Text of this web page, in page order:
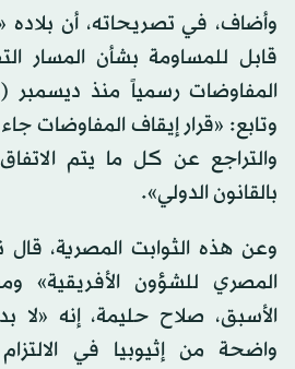
وأضاف، في تصريحاته، أن بلاده
قابل للمساومة بشأن المسار
وتابع: «قرار إيقاف المفاوضات
والتراجع عن كل ما يتم الاتفاق
بالقانون الدولي».
وعن هذه الثوابت المصرية،
المصري للشؤون الأفريقية»
الأسبق، صلاح حليمة، إنه «لا
واضحة من إثيوبيا في الالتزام